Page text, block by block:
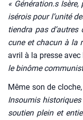
« Génération.s
isé­rois pour l’unité
tien­dra pas
cune et cha­cun à la
avril à la presse
le binôme
Même son de
Insou­mis his­to­riques
sou­tien plein et